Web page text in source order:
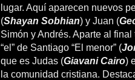
lugar. Aquí aparecen nuevos
(Shayan Sobhian) y Juan (
Simón y Andrés. Aparte al
“el” de Santiago “El menor” (
que es Judas (Giavani Cairo)
la comunidad cristiana.